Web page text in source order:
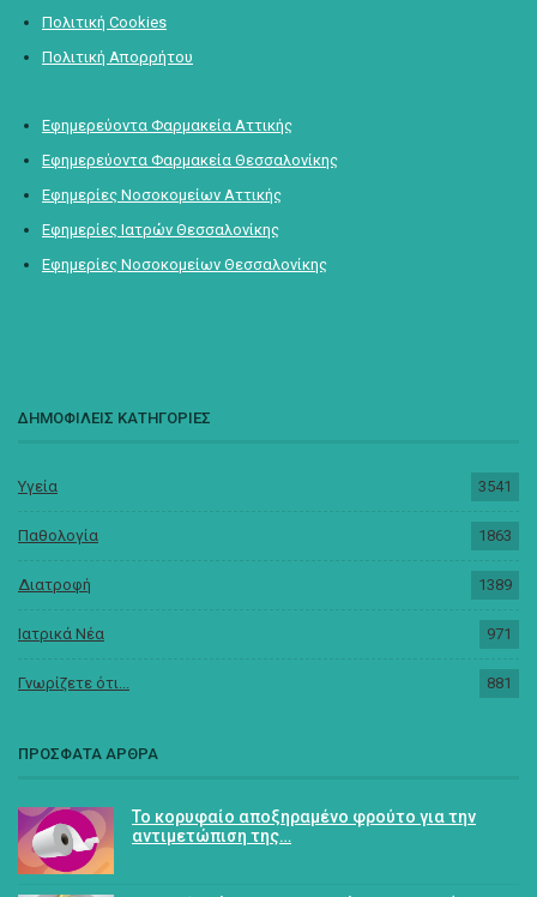
Πολιτική Cookies
Πολιτική Απορρήτου
Εφημερεύοντα Φαρμακεία Αττικής
Εφημερεύοντα Φαρμακεία Θεσσαλονίκης
Εφημερίες Νοσοκομείων Αττικής
Εφημερίες Ιατρών Θεσσαλονίκης
Εφημερίες Νοσοκομείων Θεσσαλονίκης
ΔΗΜΟΦΙΛΕΙΣ ΚΑΤΗΓΟΡΙΕΣ
Υγεία 3541
Παθολογία 1863
Διατροφή 1389
Ιατρικά Νέα 971
Γνωρίζετε ότι... 881
ΠΡΟΣΦΑΤΑ ΑΡΘΡΑ
Το κορυφαίο αποξηραμένο φρούτο για την
αντιμετώπιση της…